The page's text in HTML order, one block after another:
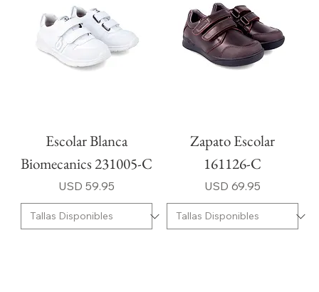
Escolar Blanca
Biomecanics 231005-C
Precio
USD 59.95
Zapato Escolar
161126-C
Precio
USD 69.95